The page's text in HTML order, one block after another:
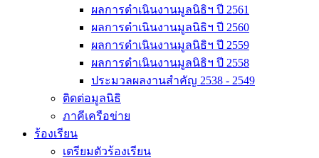
ผลการดำเนินงานมูลนิธิฯ ปี 2561
ผลการดำเนินงานมูลนิธิฯ ปี 2560
ผลการดำเนินงานมูลนิธิฯ ปี 2559
ผลการดำเนินงานมูลนิธิฯ ปี 2558
ประมวลผลงานสำคัญ 2538 - 2549
ติดต่อมูลนิธิ
ภาคีเครือข่าย
ร้องเรียน
เตรียมตัวร้องเรียน